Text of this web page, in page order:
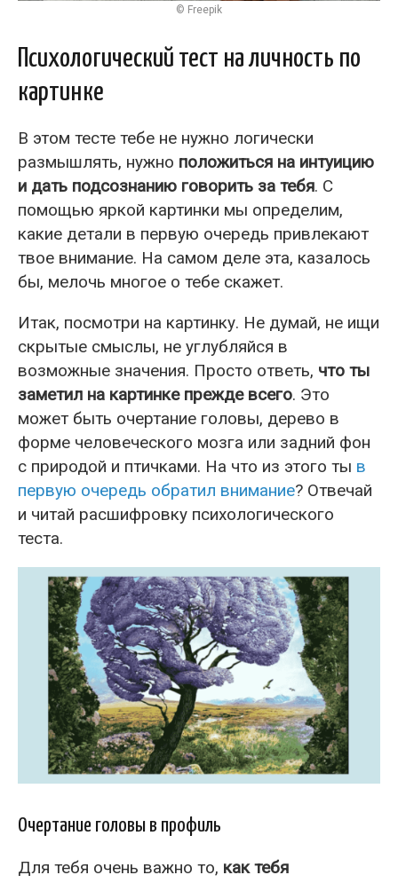
© Freepik
Психологический тест на личность по
картинке
В этом тесте тебе не нужно логически
размышлять, нужно положиться на интуицию
и дать подсознанию говорить за тебя. С
помощью яркой картинки мы определим,
какие детали в первую очередь привлекают
твое внимание. На самом деле эта, казалось
бы, мелочь многое о тебе скажет.
Итак, посмотри на картинку. Не думай, не ищи
скрытые смыслы, не углубляйся в
возможные значения. Просто ответь, что ты
заметил на картинке прежде всего. Это
может быть очертание головы, дерево в
форме человеческого мозга или задний фон
с природой и птичками. На что из этого ты в
первую очередь обратил внимание? Отвечай
и читай расшифровку психологического
теста.
Очертание головы в профиль
Для тебя очень важно то, как тебя